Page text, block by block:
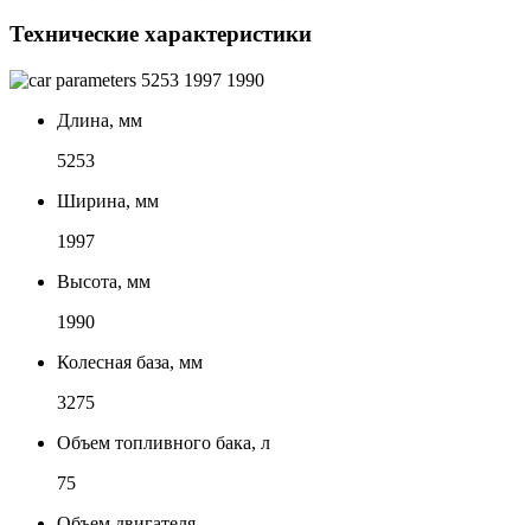
Технические характеристики
5253 1997 1990
Длина, мм
5253
Ширина, мм
1997
Высота, мм
1990
Колесная база, мм
3275
Объем топливного бака, л
75